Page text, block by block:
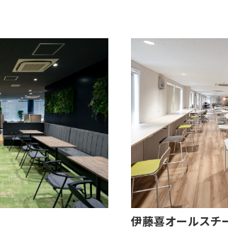
伊藤喜オールス